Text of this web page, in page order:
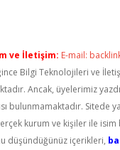
ve İletişim: E-mail:
Bilgi Teknolojileri ve
Ancak, üyelerimiz
bulunmamaktadır. Sitede
kurum ve kişiler ile
düşündüğünüz içerikleri,